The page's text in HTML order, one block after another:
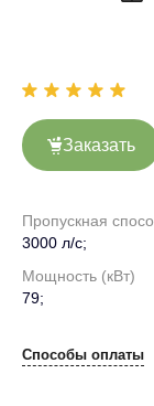
Заказать
Пропускная
3000 л/с;
Мощность (кВт)
79;
Способы оплаты